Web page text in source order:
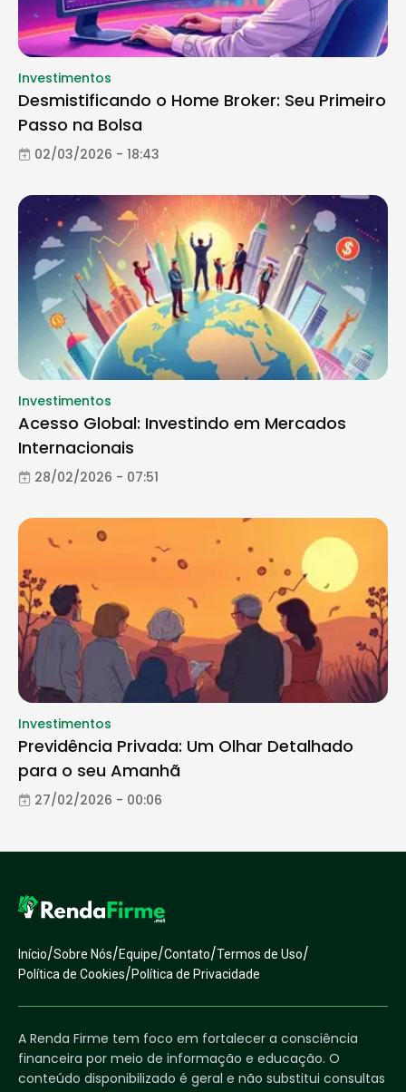
Investimentos
Desmistificando o Home Broker: Seu Primeiro
Passo na Bolsa
02/03/2026 - 18:43
Investimentos
Acesso Global: Investindo em Mercados
Internacionais
28/02/2026 - 07:51
Investimentos
Previdência Privada: Um Olhar Detalhado
para o seu Amanhã
27/02/2026 - 00:06
Início/Sobre Nós/Equipe/Contato/Termos de Uso/
Política de Cookies/Política de Privacidade
A Renda Firme tem foco em fortalecer a consciência
financeira por meio de informação e educação. O
conteúdo disponibilizado é geral e não substitui consultas